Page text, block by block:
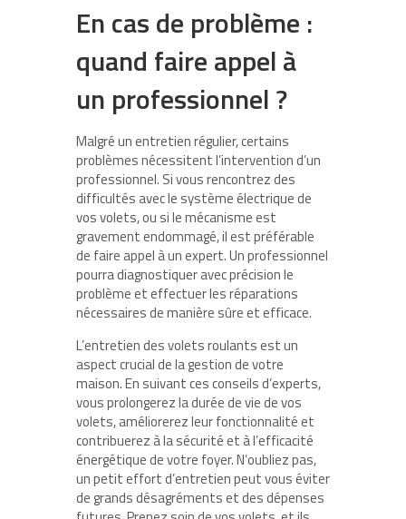
En cas de problème :
quand faire appel à
un professionnel ?
Malgré un entretien régulier, certains
problèmes nécessitent l’intervention d’un
professionnel. Si vous rencontrez des
difficultés avec le système électrique de
vos volets, ou si le mécanisme est
gravement endommagé, il est préférable
de faire appel à un expert. Un professionnel
pourra diagnostiquer avec précision le
problème et effectuer les réparations
nécessaires de manière sûre et efficace.
L’entretien des volets roulants est un
aspect crucial de la gestion de votre
maison. En suivant ces conseils d’experts,
vous prolongerez la durée de vie de vos
volets, améliorerez leur fonctionnalité et
contribuerez à la sécurité et à l’efficacité
énergétique de votre foyer. N’oubliez pas,
un petit effort d’entretien peut vous éviter
de grands désagréments et des dépenses